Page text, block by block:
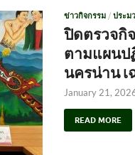
ข่าวกิจกรรม / ประม
ปิดตรวจกิ
ตามแผนป
นครน่าน เ
January 21,
READ MORE